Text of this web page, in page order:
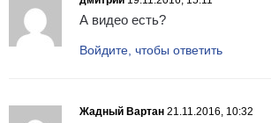
А видео есть?
Войдите, чтобы ответить
Жадный Вартан 21.11.2016, 10:32